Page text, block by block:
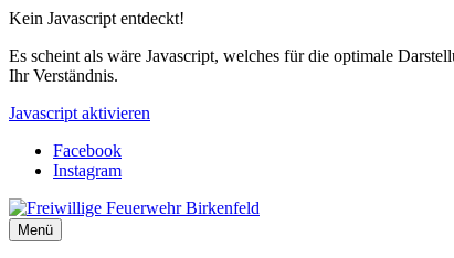
Kein Javascript entdeckt!
Es scheint als wäre Javascript, welches für die optimale
Ihr Verständnis.
Javascript aktivieren
Facebook
Instagram
Menü